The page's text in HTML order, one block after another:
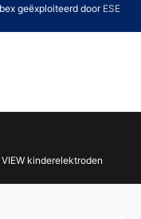
geëxploiteerd door ESE
kinderelektroden